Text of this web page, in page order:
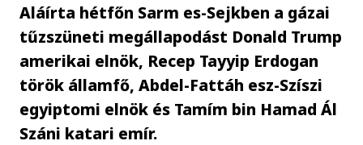
Aláírta hétfőn Sarm es-Sejkben a gázai
tűzszüneti megállapodást Donald Trump
amerikai elnök, Recep Tayyip Erdogan
török államfő, Abdel-Fattáh esz-Szíszi
egyiptomi elnök és Tamím bin Hamad Ál
Száni katari emír.